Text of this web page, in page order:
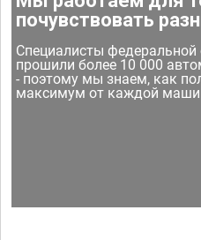
почувствовать
Специалисты
прошили более 10 000
- поэтому мы знаем, как
максимум от каждой